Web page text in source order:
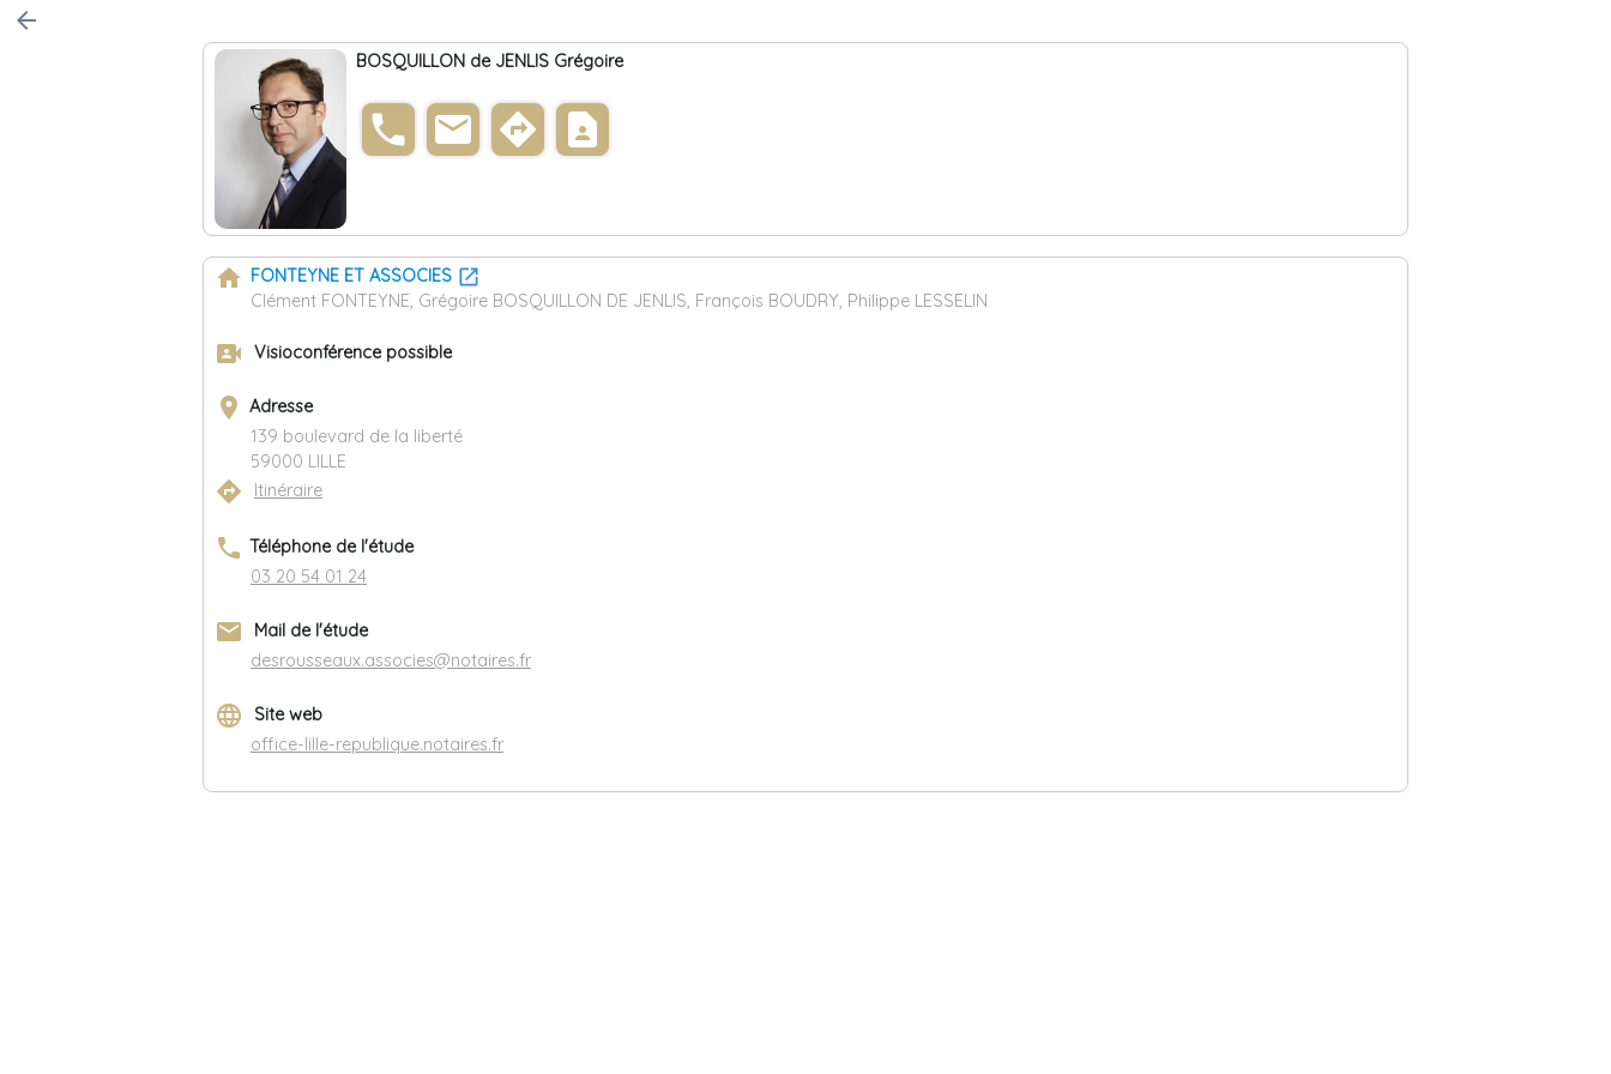
arrow_back
BOSQUILLON de JENLIS Grégoire
phone email directions contact_page
home FONTEYNE ET ASSOCIES
Clément FONTEYNE, Grégoire BOSQUILLON DE JENLIS, François BOUDRY, Philippe LESSELIN
video_camera_front Visioconférence possible
place Adresse
139 boulevard de la liberté
59000 LILLE
directions Itinéraire
phone Téléphone de l'étude
03 20 54 01 24
email
Mail de l'étude
desrousseaux.associes@notaires.fr
language
Site web
office-lille-republique.notaires.fr